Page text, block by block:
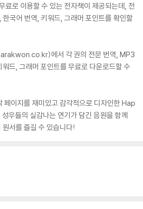
료로 이용할 수 있는 전자책이 제공되는데, 전
국어 번역, 키워드, 그래머 포인트를 확인할
에서 각 권의 전문 번역, MP3
드, 그래머 포인트를 무료로 다운로드할 수
페이지를 재미있고 감각적으로 디자인한 Hap
우들의 실감나는 연기가 담긴 음원을 함께
서를 즐길 수 있습니다!